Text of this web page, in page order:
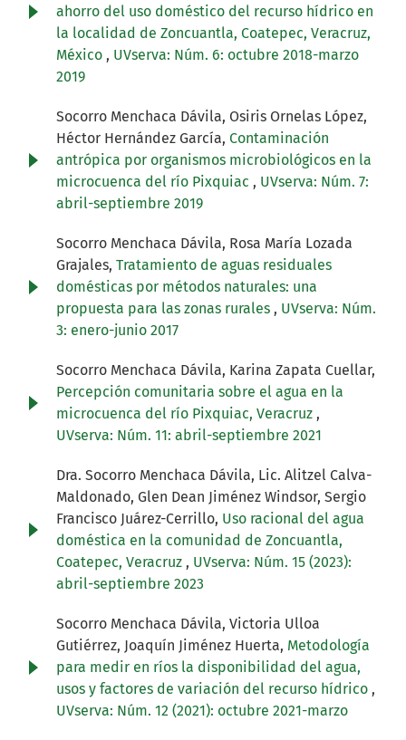
ahorro del uso doméstico del recurso hídrico en
la localidad de Zoncuantla, Coatepec, Veracruz,
México , UVserva: Núm. 6: octubre 2018-marzo
2019
Socorro Menchaca Dávila, Osiris Ornelas López,
Héctor Hernández García, Contaminación
antrópica por organismos microbiológicos en la
microcuenca del río Pixquiac , UVserva: Núm. 7:
abril-septiembre 2019
Socorro Menchaca Dávila, Rosa María Lozada
Grajales, Tratamiento de aguas residuales
domésticas por métodos naturales: una
propuesta para las zonas rurales , UVserva: Núm.
3: enero-junio 2017
Socorro Menchaca Dávila, Karina Zapata Cuellar,
Percepción comunitaria sobre el agua en la
microcuenca del río Pixquiac, Veracruz ,
UVserva: Núm. 11: abril-septiembre 2021
Dra. Socorro Menchaca Dávila, Lic. Alitzel Calva-
Maldonado, Glen Dean Jiménez Windsor, Sergio
Francisco Juárez-Cerrillo, Uso racional del agua
doméstica en la comunidad de Zoncuantla,
Coatepec, Veracruz , UVserva: Núm. 15 (2023):
abril-septiembre 2023
Socorro Menchaca Dávila, Victoria Ulloa
Gutiérrez, Joaquín Jiménez Huerta, Metodología
para medir en ríos la disponibilidad del agua,
usos y factores de variación del recurso hídrico ,
UVserva: Núm. 12 (2021): octubre 2021-marzo